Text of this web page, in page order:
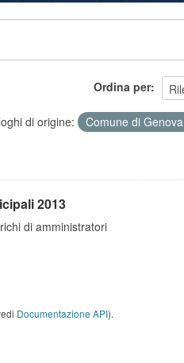
Ordina per
di origine: Comune di Genova
2013
di amministratori
Documentazione API).